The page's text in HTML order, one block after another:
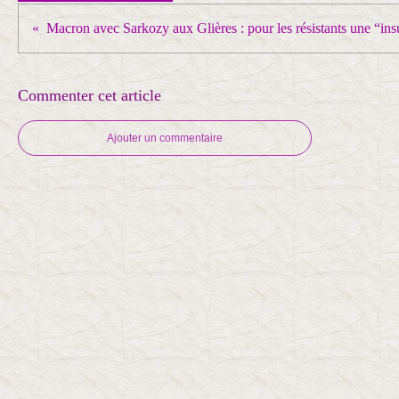
Commenter cet article
Ajouter un commentaire